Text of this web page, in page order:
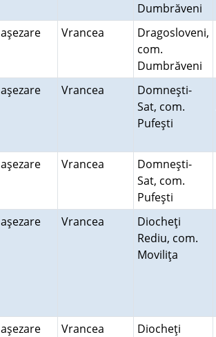
Dumbrăveni
aşezare Vrancea
Dragosloveni,
com.
Dumbrăveni
aşezare Vrancea
Domneşti-
Sat, com.
Pufeşti
aşezare Vrancea
Domneşti-
Sat, com.
Pufeşti
aşezare Vrancea
Diocheţi
Rediu, com.
Moviliţa
aşezare Vrancea
Diocheţi